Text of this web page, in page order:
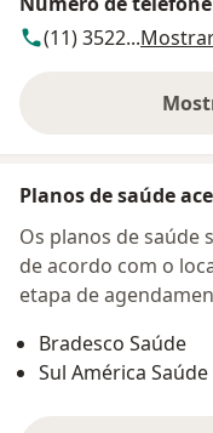
(11) 3522...
Planos de saúde
Os planos de saúde
de acordo com o
etapa de
Bradesco Saúde
Sul América Saúde